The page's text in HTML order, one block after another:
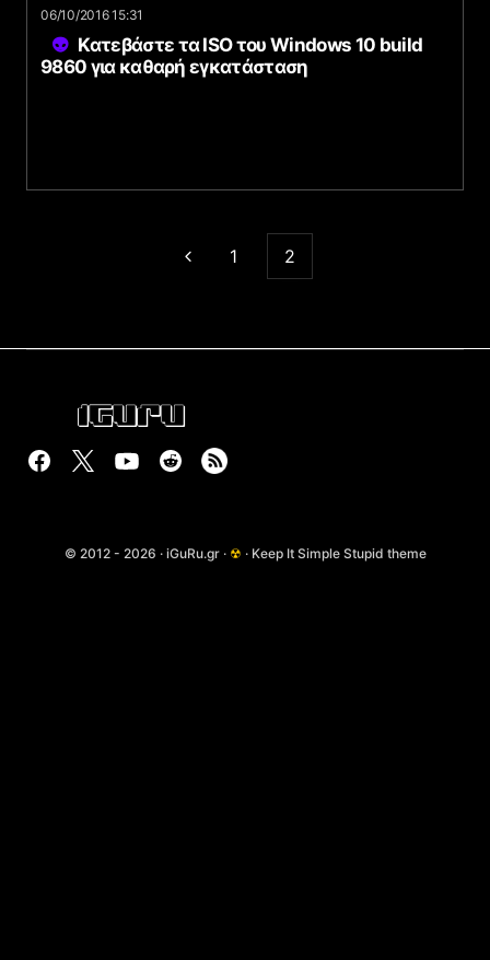
06/10/2016 15:31
Κατεβάστε τα ISO του Windows 10 build
9860 για καθαρή εγκατάσταση
1 2
© 2012 - 2026 · iGuRu.gr · ☢ · Keep It Simple Stupid theme